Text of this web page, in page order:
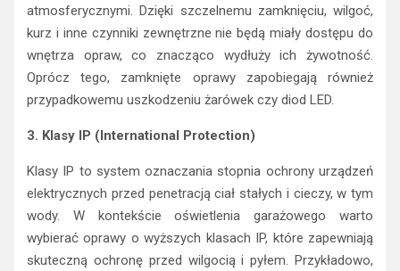
atmosferycznymi. Dzięki szczelnemu zamknięciu, wilgoć,
kurz i inne czynniki zewnętrzne nie będą miały dostępu do
wnętrza opraw, co znacząco wydłuży ich żywotność.
Oprócz tego, zamknięte oprawy zapobiegają również
przypadkowemu uszkodzeniu żarówek czy diod LED.
3. Klasy IP (International Protection)
Klasy IP to system oznaczania stopnia ochrony urządzeń
elektrycznych przed penetracją ciał stałych i cieczy, w tym
wody. W kontekście oświetlenia garażowego warto
wybierać oprawy o wyższych klasach IP, które zapewniają
skuteczną ochronę przed wilgocią i pyłem. Przykładowo,